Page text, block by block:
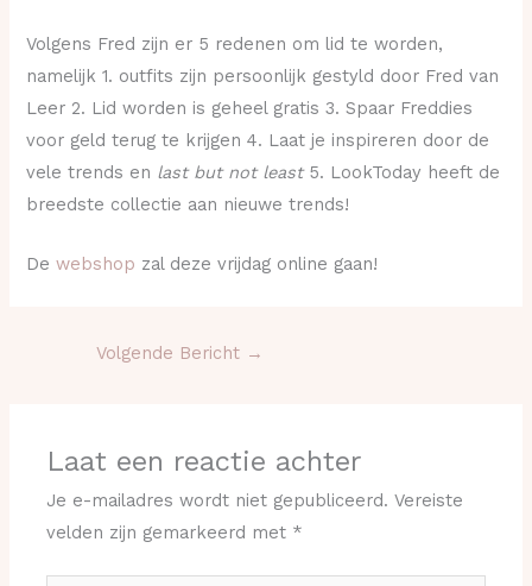
Volgens Fred zijn er 5 redenen om lid te worden,
namelijk 1. outfits zijn persoonlijk gestyld door Fred van
Leer 2. Lid worden is geheel gratis 3. Spaar Freddies
voor geld terug te krijgen 4. Laat je inspireren door de
vele trends en last but not least 5. LookToday heeft de
breedste collectie aan nieuwe trends!
Dewebshop zal deze vrijdag online gaan!
Volgende Bericht →
Laat een reactie achter
Je e-mailadres wordt niet gepubliceerd. Vereiste
velden zijn gemarkeerd met *